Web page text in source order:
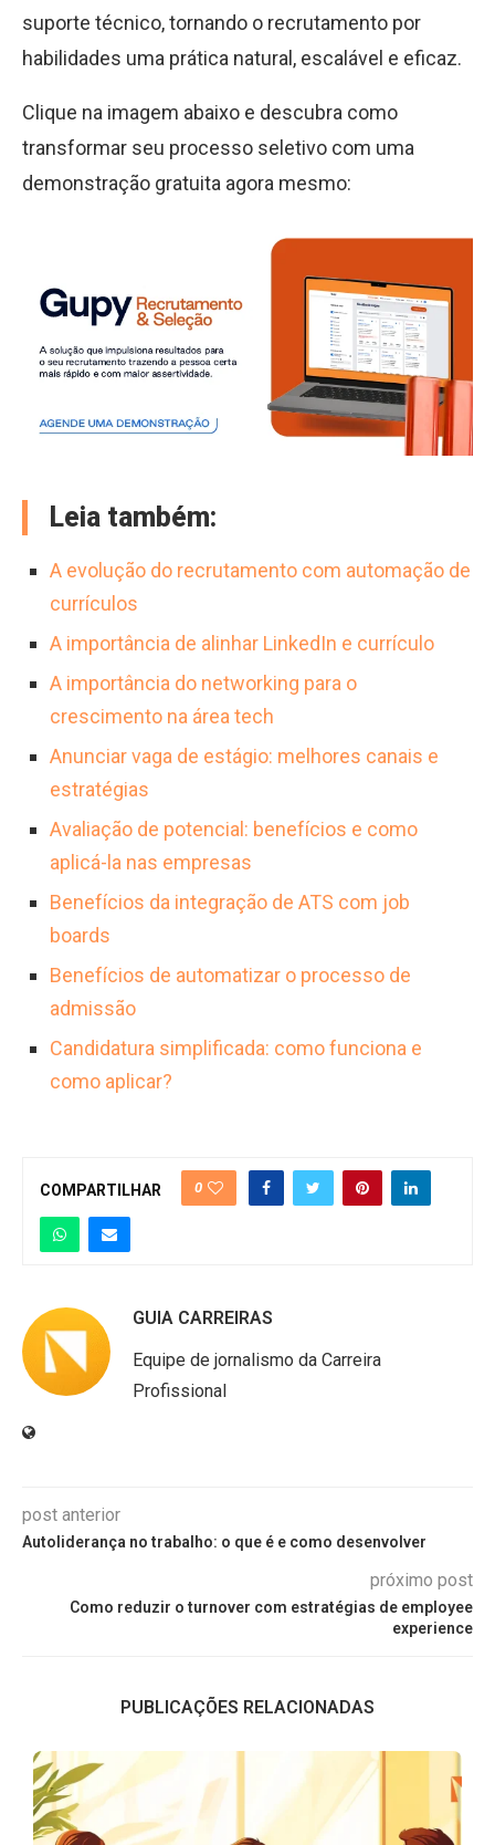
suporte técnico, tornando o recrutamento por
habilidades uma prática natural, escalável e eficaz.
Clique na imagem abaixo e descubra como
transformar seu processo seletivo com uma
demonstração gratuita agora mesmo:
Leia também:
A evolução do recrutamento com automação de
currículos
A importância de alinhar LinkedIn e currículo
A importância do networking para o
crescimento na área tech
Anunciar vaga de estágio: melhores canais e
estratégias
Avaliação de potencial: benefícios e como
aplicá-la nas empresas
Benefícios da integração de ATS com job
boards
Benefícios de automatizar o processo de
admissão
Candidatura simplificada: como funciona e
como aplicar?
COMPARTILHAR 0
GUIA CARREIRAS
Equipe de jornalismo da Carreira
Profissional
post anterior
Autoliderança no trabalho: o que é e como desenvolver
próximo post
Como reduzir o turnover com estratégias de employee
experience
PUBLICAÇÕES RELACIONADAS